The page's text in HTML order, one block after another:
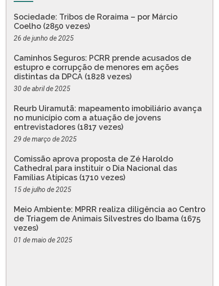
Sociedade: Tribos de Roraima – por Márcio
Coelho (2850 vezes)
26 de junho de 2025
Caminhos Seguros: PCRR prende acusados de
estupro e corrupção de menores em ações
distintas da DPCA (1828 vezes)
30 de abril de 2025
Reurb Uiramutã: mapeamento imobiliário avança
no município com a atuação de jovens
entrevistadores (1817 vezes)
29 de março de 2025
Comissão aprova proposta de Zé Haroldo
Cathedral para instituir o Dia Nacional das
Famílias Atípicas (1710 vezes)
15 de julho de 2025
Meio Ambiente: MPRR realiza diligência ao Centro
de Triagem de Animais Silvestres do Ibama (1675
vezes)
01 de maio de 2025